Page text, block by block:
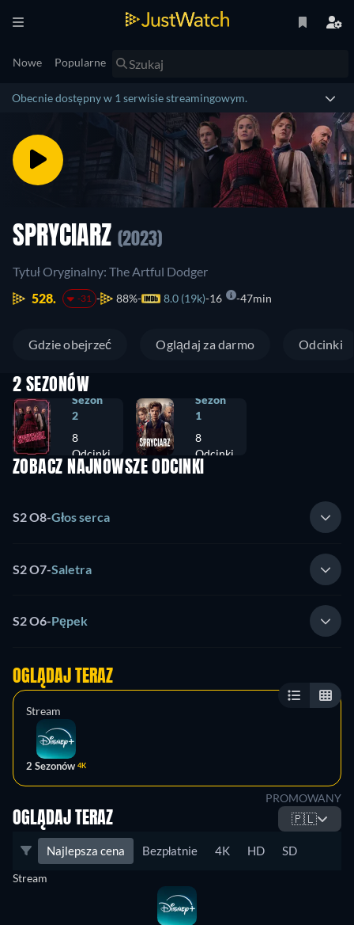
Nowe Popularne
Obecnie dostępny w 1 serwisie streamingowym.
SPRYCIARZ (2023)
Tytuł Oryginalny: The Artful Dodger
528.
-31 88% 8.0 (19k) 16 47min
Gdzie obejrzeć Oglądaj za darmo Odcinki
2 SEZONÓW
Sezon
2
8
Odcinki
Sezon
1
8
Odcinki
ZOBACZ NAJNOWSZE ODCINKI
S2 O8-Głos serca
S2 O7-Saletra
S2 O6-Pępek
OGLĄDAJ TERAZ
Stream
2 Sezonów 4K
PROMOWANY
OGLĄDAJ TERAZ 🇵🇱
Najlepsza cena Bezpłatnie 4K HD SD
Stream